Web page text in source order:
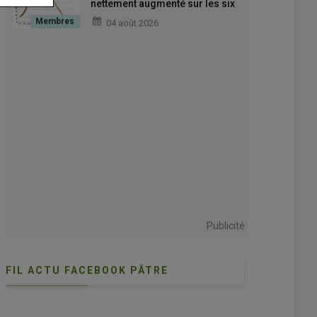
nettement augmenté sur les six
premiers mois de la campagne
04 août 2026
Publicité
FIL ACTU FACEBOOK PÂTRE